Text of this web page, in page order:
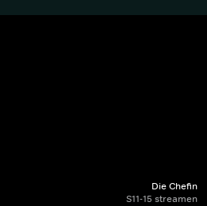
Die Chefin
S11-15 streamen